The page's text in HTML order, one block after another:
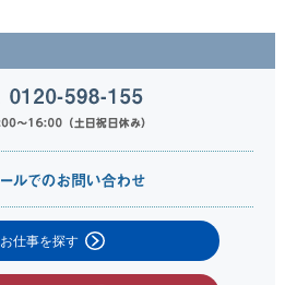
お仕事を探す